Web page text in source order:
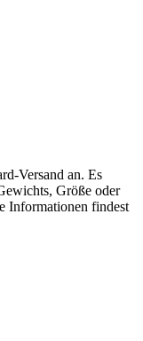
Versand an. Es
Größe oder
Informationen findest